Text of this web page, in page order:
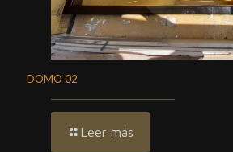
DOMO 02
Leer más